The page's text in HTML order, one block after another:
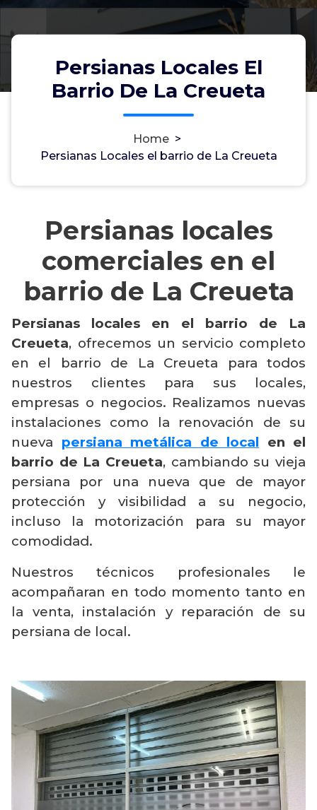
Persianas Locales El
Barrio De La Creueta
Home >
Persianas Locales el barrio de La Creueta
Persianas locales
comerciales en el
barrio de La Creueta
Persianas locales en el barrio de La
Creueta, ofrecemos un servicio completo
en el barrio de La Creueta para todos
nuestros clientes para sus locales,
empresas o negocios. Realizamos nuevas
instalaciones como la renovación de su
nueva persiana metálica de local en el
barrio de La Creueta, cambiando su vieja
persiana por una nueva que de mayor
protección y visibilidad a su negocio,
incluso la motorización para su mayor
comodidad.
Nuestros técnicos profesionales le
acompañaran en todo momento tanto en
la venta, instalación y reparación de su
persiana de local.